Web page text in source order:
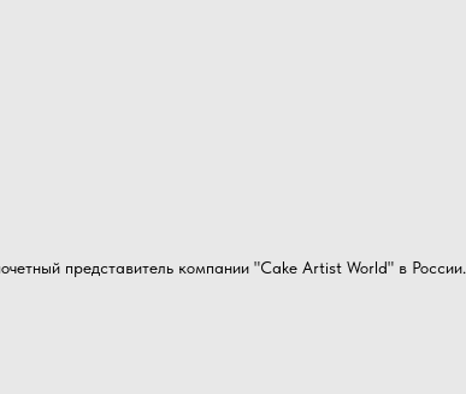
представитель компании "Cake Artist World" в России.